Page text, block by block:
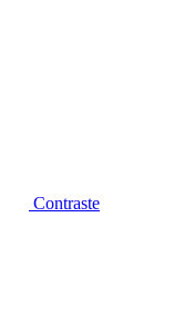
Contraste